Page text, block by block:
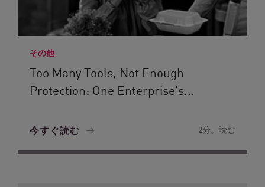
その他
Too Many Tools, Not Enough
Protection: One Enterprise's...
今すぐ読む 2分。読む